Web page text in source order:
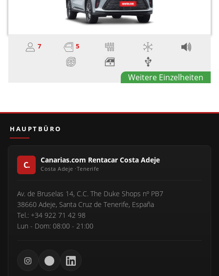
7 5
Weitere Einzelheiten
HAUPTBÜRO
Canarias.com Rentacar Costa Adeje
Av. de Bruselas 14, C.C. The Duke Shops nº PB7
38660 Adeje, Santa Cruz de Tenerife, España
Tel.: +34 922 71 42 98
Lun - Dom: 08:00 - 21:00